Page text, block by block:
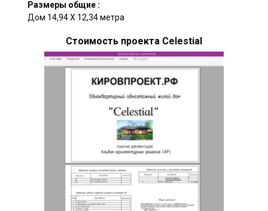
Размеры общие :
Дом 14,94 X 12,34 метра
Стоимость проекта Celestial